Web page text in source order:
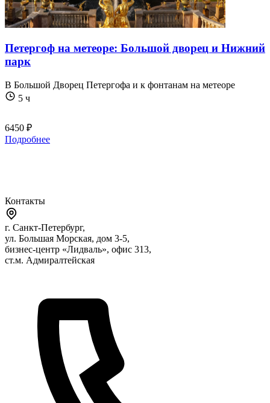
Петергоф на метеоре: Большой дворец и Нижний
парк
В Большой Дворец Петергофа и к фонтанам на метеоре
5 ч
6450 ₽
Подробнее
Контакты
г. Санкт-Петербург,
ул. Большая Морская, дом 3-5,
бизнес-центр «Лидваль», офис 313,
ст.м. Адмиралтейская